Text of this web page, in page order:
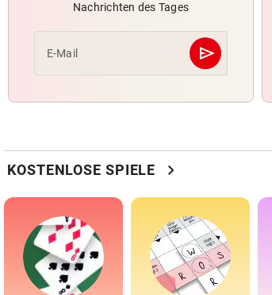
Nachrichten des Tages
E-Mail send
Abschicken
KOSTENLOSE SPIELE chevron_right